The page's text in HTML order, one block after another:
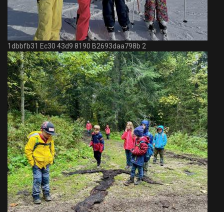
1dbbfb31 Ec30 43d9 8190 B2693daa798b 2